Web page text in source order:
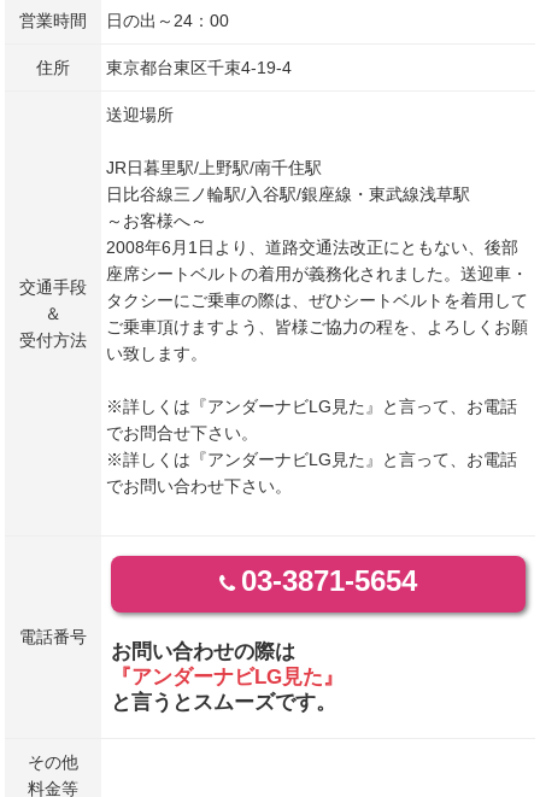
営業時間 日の出～24：00
住所 東京都台東区千束4-19-4
交通手段
＆
受付方法
送迎場所
JR日暮里駅/上野駅/南千住駅
日比谷線三ノ輪駅/入谷駅/銀座線・東武線浅草駅
～お客様へ～
2008年6月1日より、道路交通法改正にともない、後部
座席シートベルトの着用が義務化されました。送迎車・
タクシーにご乗車の際は、ぜひシートベルトを着用して
ご乗車頂けますよう、皆様ご協力の程を、よろしくお願
い致します。
※詳しくは『アンダーナビLG見た』と言って、お電話
でお問合せ下さい。
※詳しくは『アンダーナビLG見た』と言って、お電話
でお問い合わせ下さい。
電話番号
03-3871-5654
お問い合わせの際は
『アンダーナビLG見た』
と言うとスムーズです。
その他
料金等